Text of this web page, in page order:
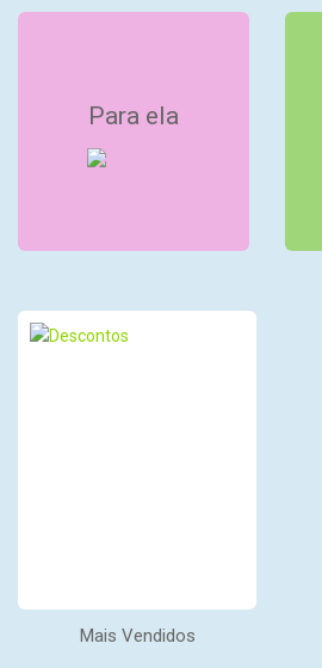
Para ela
Mais Vendidos